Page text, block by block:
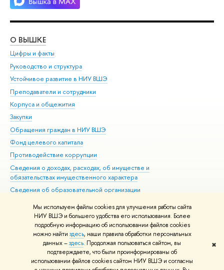
Мы используем файлы cookies для улучшения работы сайта
НИУ ВШЭ и большего удобства его использования. Более
подробную информацию об использовании файлов cookies
можно найти здесь, наши правила обработки персональных
данных –здесь. Продолжая пользоваться сайтом, вы
подтверждаете, что были проинформированы об
использовании файлов cookies сайтом НИУ ВШЭ и согласны
✖
О ВЫШКЕ
Цифры и факты
Руководство и структура
Устойчивое развитие в НИУ ВШЭ
Преподаватели и сотрудники
Корпуса и общежития
Закупки
Обращения граждан в НИУ ВШЭ
Фонд целевого капитала
Противодействие коррупции
Сведения о доходах, расходах, об имуществе и
обязательствах имущественного характера
Сведения об образовательной организации
Людям с ограниченными возможностями здоровья
Единая платежная страница
Работа в Вышке
© НИУ ВШЭ 1993–2021 Адреса и контакты Условия использования